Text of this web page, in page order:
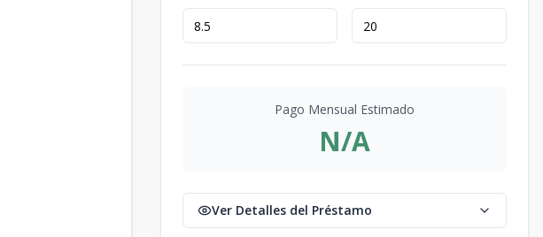
Pago Mensual Estimado
N/A
Ver Detalles del Préstamo